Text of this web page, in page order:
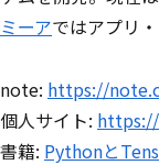
ミーアではアプリ
note: https://
個人サイト:
書籍: Pythonと